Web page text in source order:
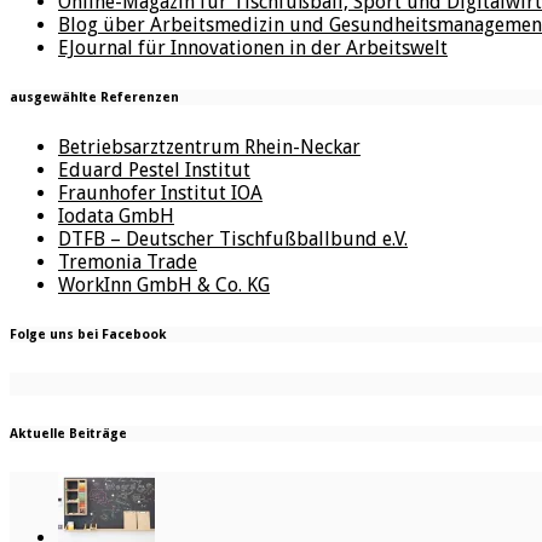
Blog über Arbeitsmedizin und
EJournal für Innovationen in der Arbeitswelt
ausgewählte Referenzen
Betriebsarztzentrum Rhein-Neckar
Eduard Pestel Institut
Fraunhofer Institut IOA
Iodata GmbH
DTFB – Deutscher Tischfußballbund e.V.
Tremonia Trade
WorkInn GmbH & Co. KG
Folge uns bei Facebook
Aktuelle Beiträge